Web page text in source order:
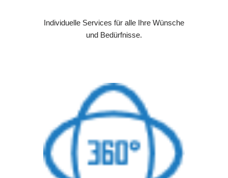
Individuelle Services für alle Ihre Wünsche
und Bedürfnisse.